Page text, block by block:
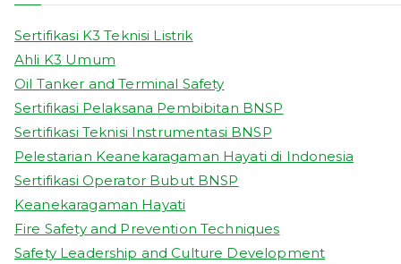
Sertifikasi K3 Teknisi Listrik
Ahli K3 Umum
Oil Tanker and Terminal Safety
Sertifikasi Pelaksana Pembibitan BNSP
Sertifikasi Teknisi Instrumentasi BNSP
Pelestarian Keanekaragaman Hayati di Indonesia
Sertifikasi Operator Bubut BNSP
Keanekaragaman Hayati
Fire Safety and Prevention Techniques
Safety Leadership and Culture Development